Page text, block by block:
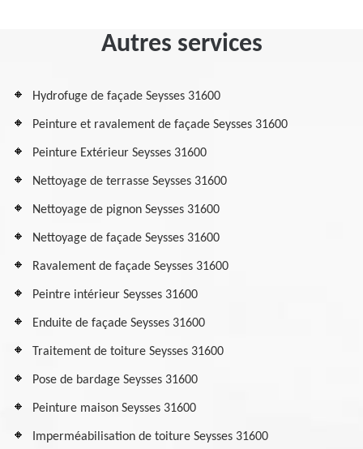
Autres services
Hydrofuge de façade Seysses 31600
Peinture et ravalement de façade Seysses 31600
Peinture Extérieur Seysses 31600
Nettoyage de terrasse Seysses 31600
Nettoyage de pignon Seysses 31600
Nettoyage de façade Seysses 31600
Ravalement de façade Seysses 31600
Peintre intérieur Seysses 31600
Enduite de façade Seysses 31600
Traitement de toiture Seysses 31600
Pose de bardage Seysses 31600
Peinture maison Seysses 31600
Imperméabilisation de toiture Seysses 31600